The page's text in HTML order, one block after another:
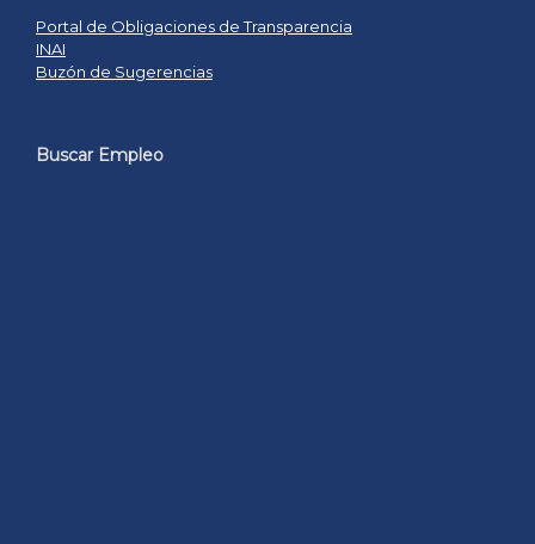
Portal de Obligaciones de Transparencia
INAI
Buzón de Sugerencias
Buscar Empleo